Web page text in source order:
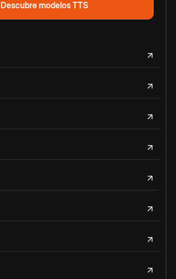
Descubre modelos TTS